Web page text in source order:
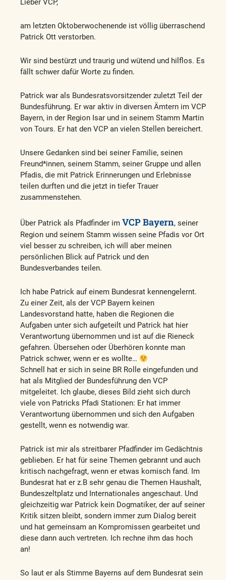
Lieber VCP,
am letzten Oktoberwochenende ist völlig überraschend
Patrick Ott verstorben.
Wir sind bestürzt und traurig und wütend und hilflos. Es
fällt schwer dafür Worte zu finden.
Patrick war als Bundesratsvorsitzender zuletzt Teil der
Bundesführung. Er war aktiv in diversen Ämtern im VCP
Bayern, in der Region Isar und in seinem Stamm Martin
von Tours. Er hat den VCP an vielen Stellen bereichert.
Unsere Gedanken sind bei seiner Familie, seinen
Freund*innen, seinem Stamm, seiner Gruppe und allen
Pfadis, die mit Patrick Erinnerungen und Erlebnisse
teilen durften und die jetzt in tiefer Trauer
zusammenstehen.
Über Patrick als Pfadfinder im VCP Bayern, seiner
Region und seinem Stamm wissen seine Pfadis vor Ort
viel besser zu schreiben, ich will aber meinen
persönlichen Blick auf Patrick und den
Bundesverbandes teilen.
Ich habe Patrick auf einem Bundesrat kennengelernt.
Zu einer Zeit, als der VCP Bayern keinen
Landesvorstand hatte, haben die Regionen die
Aufgaben unter sich aufgeteilt und Patrick hat hier
Verantwortung übernommen und ist auf die Rieneck
gefahren. Übersehen oder Überhören konnte man
Patrick schwer, wenn er es wollte…
Schnell hat er sich in seine BR Rolle eingefunden und
hat als Mitglied der Bundesführung den VCP
mitgeleitet. Ich glaube, dieses Bild zieht sich durch
viele von Patricks Pfadi Stationen: Er hat immer
Verantwortung übernommen und sich den Aufgaben
gestellt, wenn es notwendig war.
Patrick ist mir als streitbarer Pfadfinder im Gedächtnis
geblieben. Er hat für seine Themen gebrannt und auch
kritisch nachgefragt, wenn er etwas komisch fand. Im
Bundesrat hat er z.B sehr genau die Themen Haushalt,
Bundeszeltplatz und Internationales angeschaut. Und
gleichzeitig war Patrick kein Dogmatiker, der auf seiner
Kritik sitzen bleibt, sondern immer zum Dialog bereit
und hat gemeinsam an Kompromissen gearbeitet und
diese dann auch vertreten. Ich rechne ihm das hoch
an!
So laut er als Stimme Bayerns auf dem Bundesrat sein